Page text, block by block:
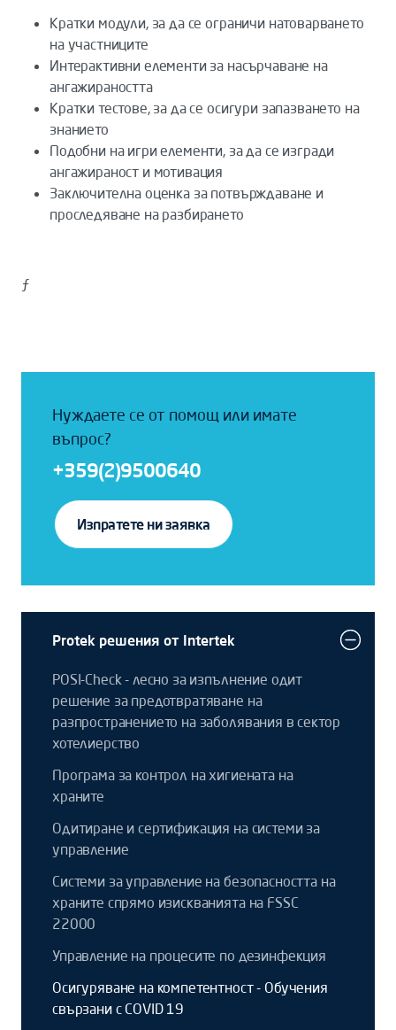
Кратки модули, за да се ограничи натоварването
на участниците
Интерактивни елементи за насърчаване на
ангажираността
Кратки тестове, за да се осигури запазването на
знанието
Подобни на игри елементи, за да се изгради
ангажираност и мотивация
Заключителна оценка за потвърждаване и
проследяване на разбирането
ƒ
Нуждаете се от помощ или имате
въпрос?
+359(2)9500640
Изпратете ни заявка
Protek pешения oт Intertek
POSI-Check - лесно за изпълнение одит
решение за предотвратяване на
разпространението на заболявания в сектор
хотелиерство
Програма за контрол на хигиената на
храните
Одитиране и сертификация на системи за
управление
Системи за управление на безопасността на
храните спрямо изискванията на FSSC
22000
Управление на процесите по дезинфекция
Осигуряване на компетентност - Обучения
свързани с COVID 19